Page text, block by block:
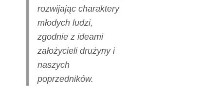
rozwijając charaktery
młodych ludzi,
zgodnie z ideami
założycieli drużyny i
naszych
poprzedników.